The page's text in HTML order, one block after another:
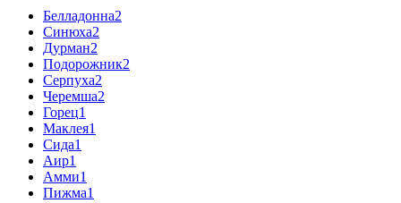
Белладонна2
Синюха2
Дурман2
Подорожник2
Серпуха2
Черемша2
Горец1
Маклея1
Сида1
Аир1
Амми1
Пижма1